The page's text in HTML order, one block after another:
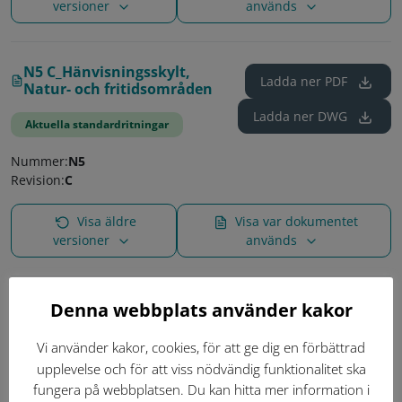
versioner används
N5 C_Hänvisningsskylt,
Natur- och fritidsområden
Aktuella standardritningar
Ladda ner PDF
Ladda ner DWG
Nummer:N5
Revision:C
Visa äldre
versioner
Visa var dokumentet
används
5562 _Gränsdragning
reklamskylt
Aktuella standardritningar
Ladda nerPDF
Ladda nerDWG
Nummer:5562
Denna webbplats använder kakor
Vi använder kakor, cookies, för att ge dig en förbättrad
upplevelse och för att viss nödvändig funktionalitet ska
fungera på webbplatsen. Du kan hitta mer information i